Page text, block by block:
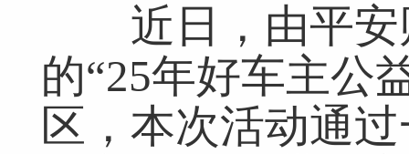
近日，由平安
的“25年好车主公
区，本次活动通